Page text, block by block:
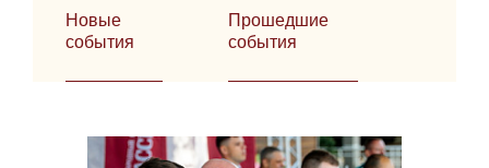
Новые
события
Прошедшие
события